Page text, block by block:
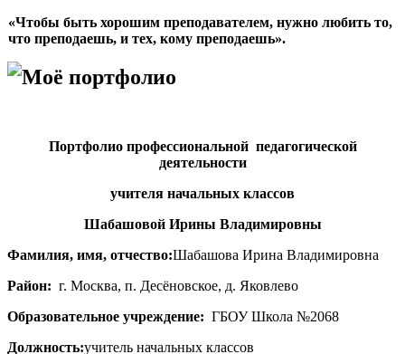
«Чтобы быть хорошим преподавателем, нужно любить то,
что преподаешь, и тех, кому преподаешь».
Моё портфолио
Портфолио профессиональной педагогической
деятельности
учителя начальных классов
Шабашовой Ирины Владимировны
Фамилия, имя, отчество:Шабашова Ирина Владимировна
Район: г. Москва, п. Десёновское, д. Яковлево
Образовательное учреждение: ГБОУ Школа №2068
Должность:учитель начальных классов